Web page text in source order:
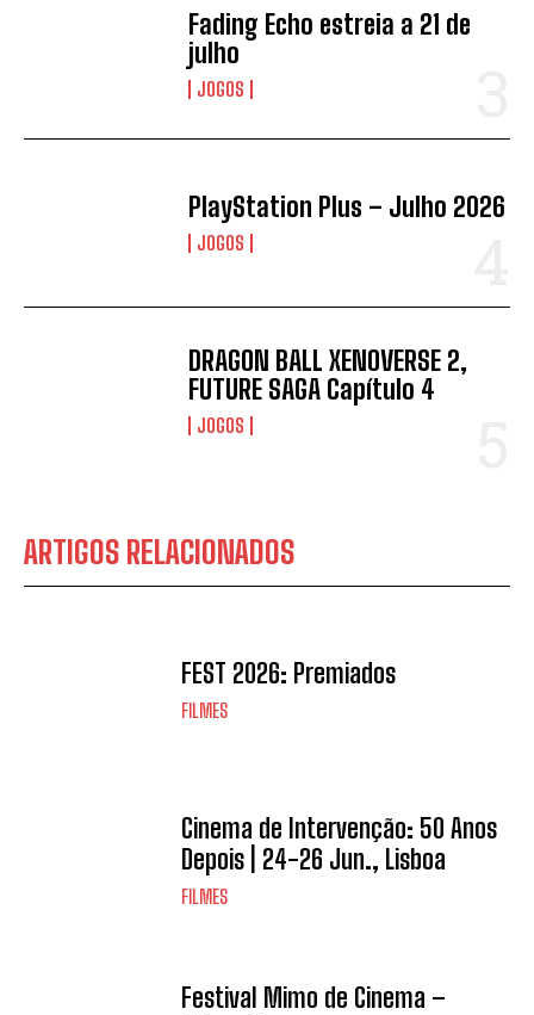
Fading Echo estreia a 21 de
julho
JOGOS
PlayStation Plus – Julho 2026
JOGOS
DRAGON BALL XENOVERSE 2,
FUTURE SAGA Capítulo 4
JOGOS
ARTIGOS RELACIONADOS
FEST 2026: Premiados
FILMES
Cinema de Intervenção: 50 Anos
Depois | 24-26 Jun., Lisboa
FILMES
Festival Mimo de Cinema –